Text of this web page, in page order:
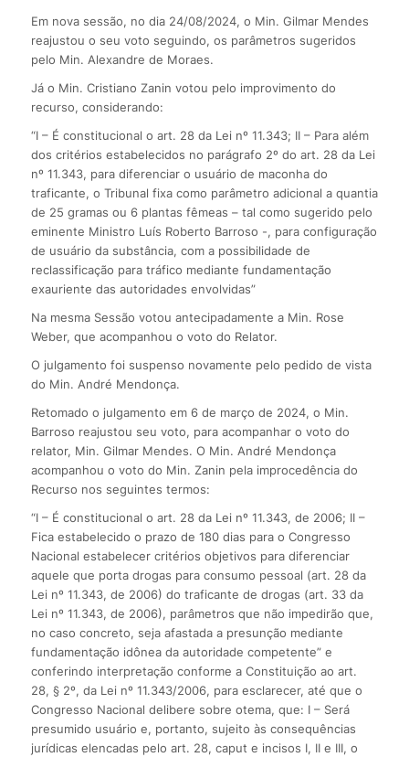
Em nova sessão, no dia 24/08/2024, o Min. Gilmar Mendes
reajustou o seu voto seguindo, os parâmetros sugeridos
pelo Min. Alexandre de Moraes.
Já o Min. Cristiano Zanin votou pelo improvimento do
recurso, considerando:
“I – É constitucional o art. 28 da Lei nº 11.343; II – Para além
dos critérios estabelecidos no parágrafo 2º do art. 28 da Lei
nº 11.343, para diferenciar o usuário de maconha do
traficante, o Tribunal fixa como parâmetro adicional a quantia
de 25 gramas ou 6 plantas fêmeas – tal como sugerido pelo
eminente Ministro Luís Roberto Barroso -, para configuração
de usuário da substância, com a possibilidade de
reclassificação para tráfico mediante fundamentação
exauriente das autoridades envolvidas”
Na mesma Sessão votou antecipadamente a Min. Rose
Weber, que acompanhou o voto do Relator.
O julgamento foi suspenso novamente pelo pedido de vista
do Min. André Mendonça.
Retomado o julgamento em 6 de março de 2024, o Min.
Barroso reajustou seu voto, para acompanhar o voto do
relator, Min. Gilmar Mendes. O Min. André Mendonça
acompanhou o voto do Min. Zanin pela improcedência do
Recurso nos seguintes termos:
“I – É constitucional o art. 28 da Lei nº 11.343, de 2006; II –
Fica estabelecido o prazo de 180 dias para o Congresso
Nacional estabelecer critérios objetivos para diferenciar
aquele que porta drogas para consumo pessoal (art. 28 da
Lei nº 11.343, de 2006) do traficante de drogas (art. 33 da
Lei nº 11.343, de 2006), parâmetros que não impedirão que,
no caso concreto, seja afastada a presunção mediante
fundamentação idônea da autoridade competente” e
conferindo interpretação conforme a Constituição ao art.
28, § 2º, da Lei nº 11.343/2006, para esclarecer, até que o
Congresso Nacional delibere sobre otema, que: I – Será
presumido usuário e, portanto, sujeito às consequências
jurídicas elencadas pelo art. 28, caput e incisos I, II e III, o